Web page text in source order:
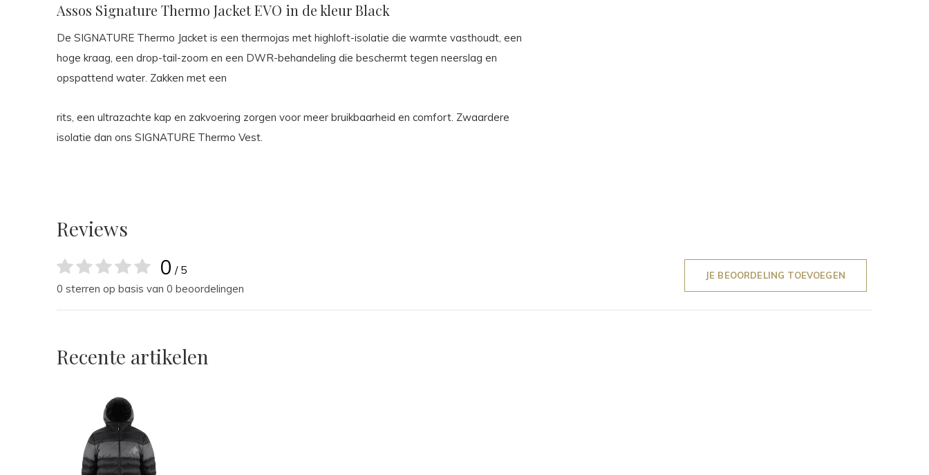
Assos Signature Thermo Jacket EVO in de kleur Black
De SIGNATURE Thermo Jacket is een thermojas met highloft-isolatie die warmte vasthoudt, een
hoge kraag, een drop-tail-zoom en een DWR-behandeling die beschermt tegen neerslag en
opspattend water. Zakken met een
rits, een ultrazachte kap en zakvoering zorgen voor meer bruikbaarheid en comfort. Zwaardere
isolatie dan ons SIGNATURE Thermo Vest.
Reviews
0 / 5
0 sterren op basis van 0 beoordelingen
JE BEOORDELING TOEVOEGEN
Recente artikelen